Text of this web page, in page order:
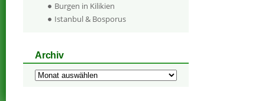
Burgen in Kilikien
Istanbul & Bosporus
Archiv
Archiv